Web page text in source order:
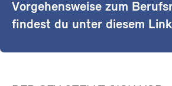
Vorgehensweise zum
findest du unter diesem